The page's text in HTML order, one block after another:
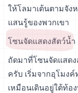
ให้โลมาเต้นตามจัง
แสนรู้ของพวกเขา
โซนจัดแสดงสัตว์น้ำ
ถัดมาที่โซนจัดแสด
ครับ เริ่มจากอุโมงค์
เหมือนเดินอยู่ใต้ท้อ